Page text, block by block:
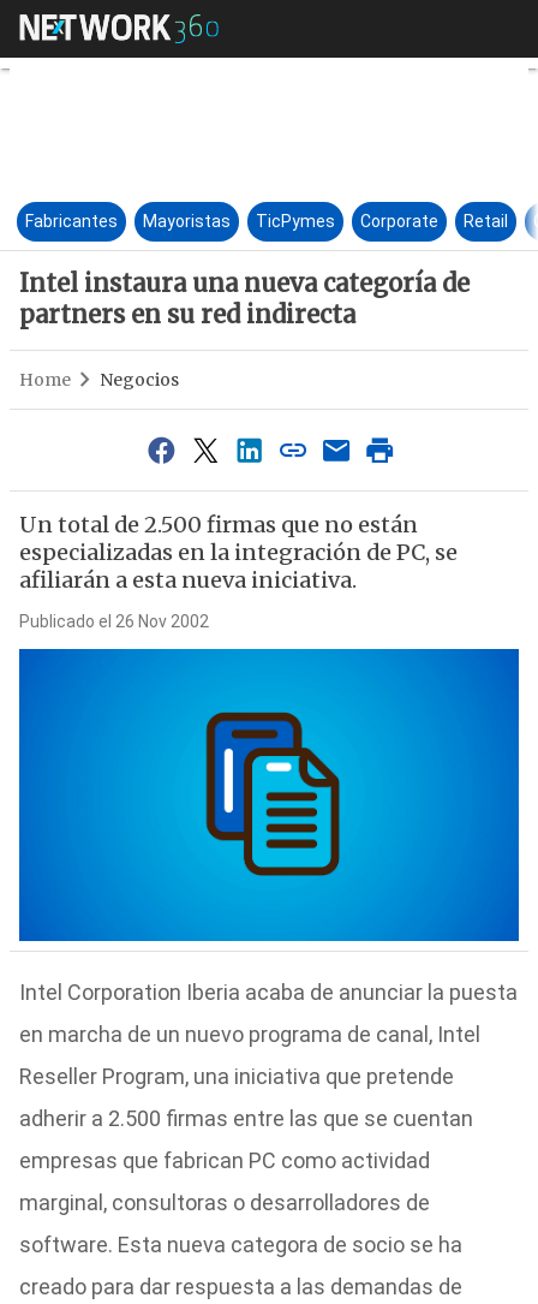
Intel instaura una nueva
Fabricantes Mayoristas TicPymes Corporate Retail
Intel instaura una nueva categoría de
partners en su red indirecta
Home Negocios
Un total de 2.500 firmas que no están
especializadas en la integración de PC, se
afiliarán a esta nueva iniciativa.
Publicado el 26 Nov 2002
Intel Corporation Iberia acaba de anunciar la puesta
en marcha de un nuevo programa de canal, Intel
Reseller Program, una iniciativa que pretende
adherir a 2.500 firmas entre las que se cuentan
empresas que fabrican PC como actividad
marginal, consultoras o desarrolladores de
software. Esta nueva categora de socio se ha
creado para dar respuesta a las demandas de